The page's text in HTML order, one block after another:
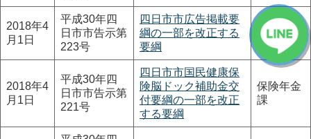
2018年4
月1日
平成30年四
日市市告示第
223号
四日市市広告掲載要
綱の一部を改正する
要綱
管財課
2018年4
月1日
平成30年四
日市市告示第
221号
四日市市国民健康保
険脳ドック補助金交
付要綱の一部を改正
する要綱
保険年金
課